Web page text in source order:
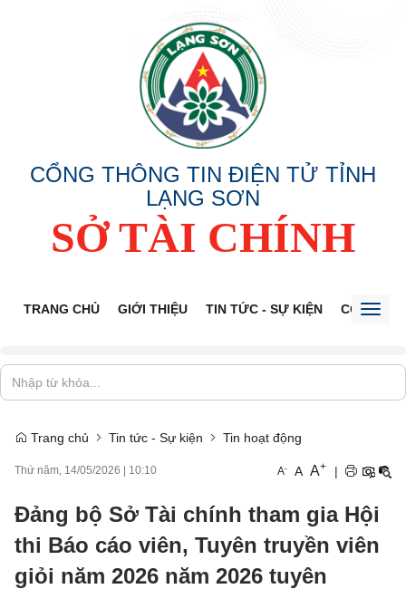
CỔNG THÔNG TIN ĐIỆN TỬ TỈNH
LẠNG SƠN
SỞ TÀI CHÍNH
TRANG CHỦ GIỚI THIỆU TIN TỨC - SỰ KIỆN CÔNG
Trang chủ Tin tức - Sự kiện Tin hoạt động
Thứ năm, 14/05/2026 10:10 A- A A+ |
Đảng bộ Sở Tài chính tham gia Hội
thi Báo cáo viên, Tuyên truyền viên
giỏi năm 2026 năm 2026 tuyên